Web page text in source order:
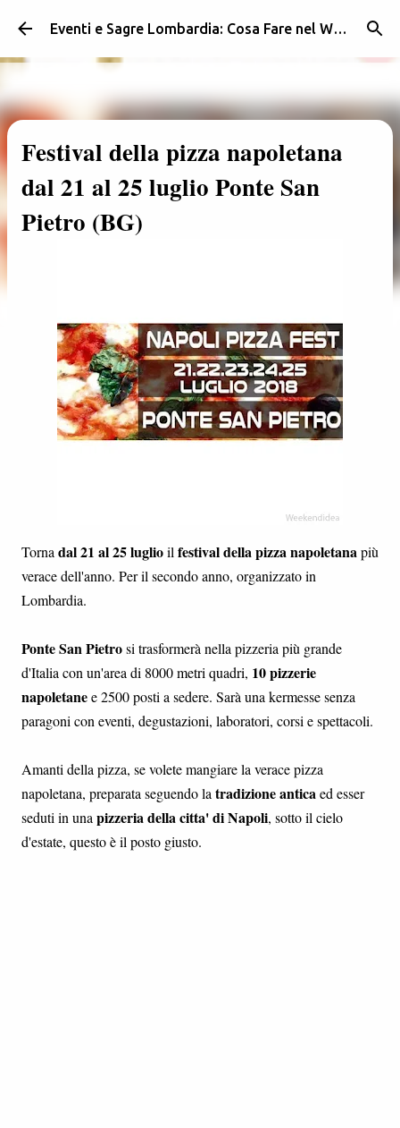
Passa ai contenuti principali Eventi e Sagre Lombardia: Cosa Fare nel Weekend | Weekendidea
Festival della pizza napoletana
dal 21 al 25 luglio Ponte San
Pietro (BG)
Torna dal 21 al 25 luglioil festival della pizza napoletanapiù
verace dell'anno. Per il secondo anno, organizzato in
Lombardia.
Ponte San Pietrosi trasformerà nella pizzeria più grande
d'Italia con un'area di 8000 metri quadri, 10 pizzerie
napoletanee 2500 posti a sedere. Sarà una kermesse senza
paragoni con eventi, degustazioni, laboratori, corsi e spettacoli.
Amanti della pizza, se volete mangiare la verace pizza
napoletana, preparata seguendo la tradizione anticaed esser
seduti in una pizzeria della citta' di Napoli, sotto il cielo
d'estate, questo è il posto giusto.